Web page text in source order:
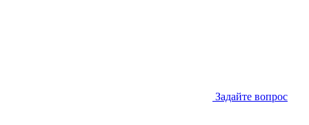
Задайте вопрос